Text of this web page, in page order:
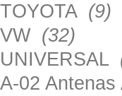
TOYOTA (9)
VW (32)
UNIVERSAL
A-02